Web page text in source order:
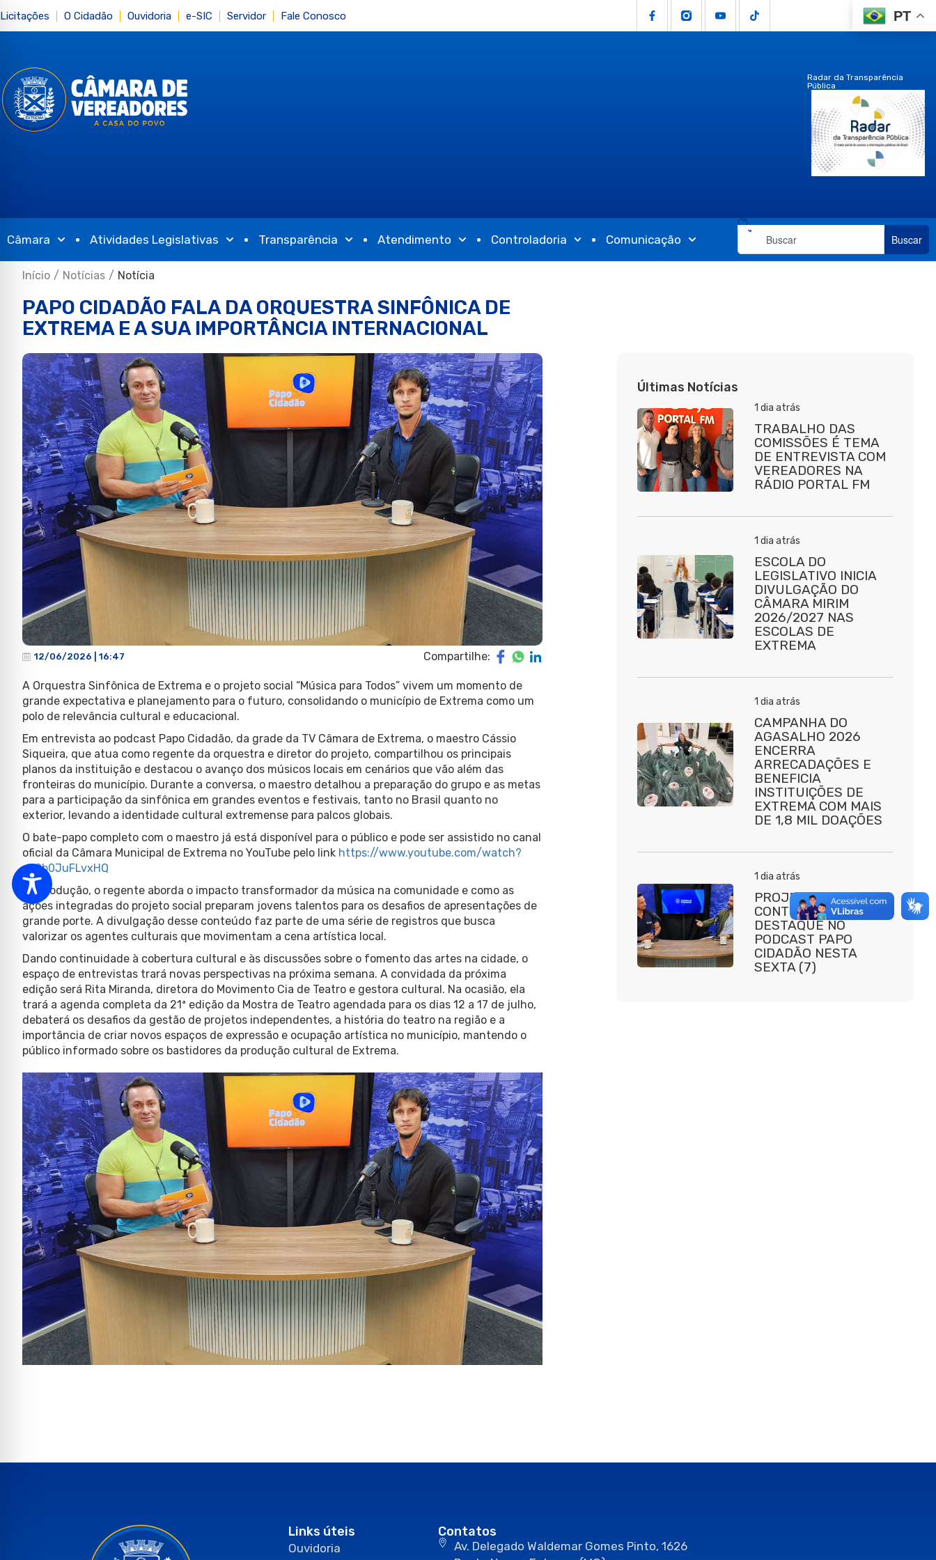
Licitações O Cidadão Ouvidoria e-SIC Servidor Fale Conosco PT
Radar da Transparência
Pública
Câmara Atividades Legislativas Transparência Atendimento Controladoria Comunicação Buscar
Início / Notícias / Notícia
PAPO CIDADÃO FALA DA ORQUESTRA SINFÔNICA DE
EXTREMA E A SUA IMPORTÂNCIA INTERNACIONAL
12/06/2026 | 16:47 Compartilhe:
A Orquestra Sinfônica de Extrema e o projeto social “Música para Todos” vivem um momento de
grande expectativa e planejamento para o futuro, consolidando o município de Extrema como um
polo de relevância cultural e educacional.
Em entrevista ao podcast Papo Cidadão, da grade da TV Câmara de Extrema, o maestro Cássio
Siqueira, que atua como regente da orquestra e diretor do projeto, compartilhou os principais
planos da instituição e destacou o avanço dos músicos locais em cenários que vão além das
fronteiras do município. Durante a conversa, o maestro detalhou a preparação do grupo e as metas
para a participação da sinfônica em grandes eventos e festivais, tanto no Brasil quanto no
exterior, levando a identidade cultural extremense para palcos globais.
O bate-papo completo com o maestro já está disponível para o público e pode ser assistido no canal
oficial da Câmara Municipal de Extrema no YouTube pelo link https://www.youtube.com/watch?
v=0b0JuFLvxHQ
Na produção, o regente aborda o impacto transformador da música na comunidade e como as
ações integradas do projeto social preparam jovens talentos para os desafios de apresentações de
grande porte. A divulgação desse conteúdo faz parte de uma série de registros que busca
valorizar os agentes culturais que movimentam a cena artística local.
Dando continuidade à cobertura cultural e às discussões sobre o fomento das artes na cidade, o
espaço de entrevistas trará novas perspectivas na próxima semana. A convidada da próxima
edição será Rita Miranda, diretora do Movimento Cia de Teatro e gestora cultural. Na ocasião, ela
trará a agenda completa da 21ª edição da Mostra de Teatro agendada para os dias 12 a 17 de julho,
debaterá os desafios da gestão de projetos independentes, a história do teatro na região e a
importância de criar novos espaços de expressão e ocupação artística no município, mantendo o
público informado sobre os bastidores da produção cultural de Extrema.
Últimas Notícias
1 dia atrás
TRABALHO DAS
COMISSÕES É TEMA
DE ENTREVISTA COM
VEREADORES NA
RÁDIO PORTAL FM
1 dia atrás
ESCOLA DO
LEGISLATIVO INICIA
DIVULGAÇÃO DO
CÂMARA MIRIM
2026/2027 NAS
ESCOLAS DE
EXTREMA
1 dia atrás
CAMPANHA DO
AGASALHO 2026
ENCERRA
ARRECADAÇÕES E
BENEFICIA
INSTITUIÇÕES DE
EXTREMA COM MAIS
DE 1,8 MIL DOAÇÕES
1 dia atrás
PROJETO
CONTRATURNO É
DESTAQUE NO
PODCAST PAPO
CIDADÃO NESTA
SEXTA (7)
Links úteis
Ouvidoria
Contatos
Av. Delegado Waldemar Gomes Pinto, 1626